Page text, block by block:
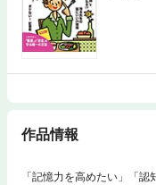
作品情報
「記憶力を高めたい」「